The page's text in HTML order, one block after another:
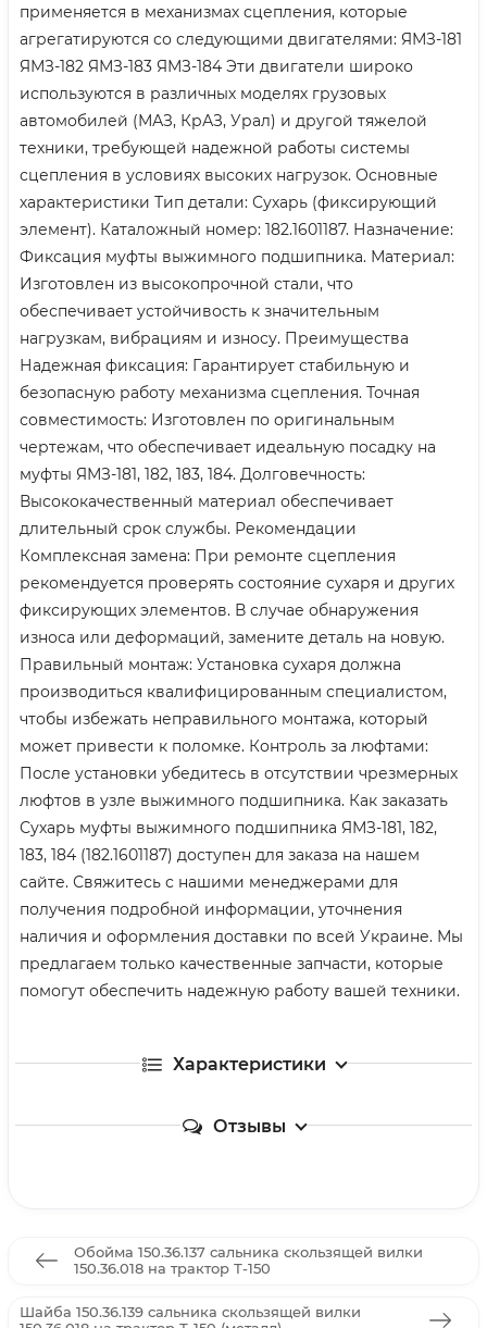
применяется в механизмах сцепления, которые
агрегатируются со следующими двигателями: ЯМЗ-181
ЯМЗ-182 ЯМЗ-183 ЯМЗ-184 Эти двигатели широко
используются в различных моделях грузовых
автомобилей (МАЗ, КрАЗ, Урал) и другой тяжелой
техники, требующей надежной работы системы
сцепления в условиях высоких нагрузок. Основные
характеристики Тип детали: Сухарь (фиксирующий
элемент). Каталожный номер: 182.1601187. Назначение:
Фиксация муфты выжимного подшипника. Материал:
Изготовлен из высокопрочной стали, что
обеспечивает устойчивость к значительным
нагрузкам, вибрациям и износу. Преимущества
Надежная фиксация: Гарантирует стабильную и
безопасную работу механизма сцепления. Точная
совместимость: Изготовлен по оригинальным
чертежам, что обеспечивает идеальную посадку на
муфты ЯМЗ-181, 182, 183, 184. Долговечность:
Высококачественный материал обеспечивает
длительный срок службы. Рекомендации
Комплексная замена: При ремонте сцепления
рекомендуется проверять состояние сухаря и других
фиксирующих элементов. В случае обнаружения
износа или деформаций, замените деталь на новую.
Правильный монтаж: Установка сухаря должна
производиться квалифицированным специалистом,
чтобы избежать неправильного монтажа, который
может привести к поломке. Контроль за люфтами:
После установки убедитесь в отсутствии чрезмерных
люфтов в узле выжимного подшипника. Как заказать
Сухарь муфты выжимного подшипника ЯМЗ-181, 182,
183, 184 (182.1601187) доступен для заказа на нашем
сайте. Свяжитесь с нашими менеджерами для
получения подробной информации, уточнения
наличия и оформления доставки по всей Украине. Мы
предлагаем только качественные запчасти, которые
помогут обеспечить надежную работу вашей техники.
Характеристики
Отзывы
Обойма 150.36.137 сальника скользящей вилки
150.36.018 на трактор Т-150
Шайба 150.36.139 сальника скользящей вилки